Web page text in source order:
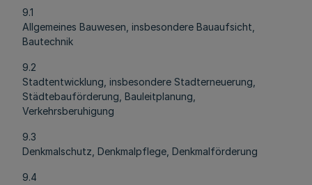
9.1
Allgemeines Bauwesen, insbesondere Bauaufsicht,
Bautechnik
9.2
Stadtentwicklung, insbesondere Stadterneuerung,
Städtebauförderung, Bauleitplanung,
Verkehrsberuhigung
9.3
Denkmalschutz, Denkmalpflege, Denkmalförderung
9.4